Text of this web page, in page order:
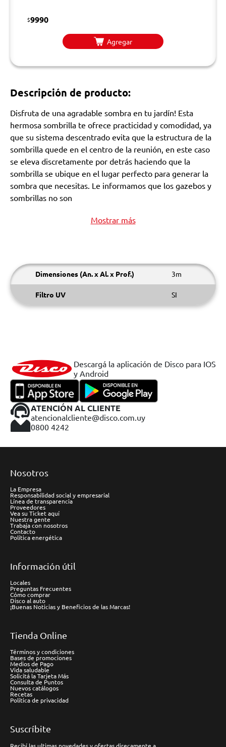
$9990
Agregar
Descripción de producto:
Disfruta de una agradable sombra en tu jardín! Esta
hermosa sombrilla te ofrece practicidad y comodidad, ya
que su sistema descentrado evita que la estructura de la
sombrilla quede en el centro de la reunión, en este caso
se eleva discretamente por detrás haciendo que la
sombrilla se ubique en el lugar perfecto para generar la
sombra que necesitas. Le informamos que los gazebos y
sombrillas no son
Mostrar más
Dimensiones (An. x Al. x Prof.) 3m
Filtro UV SI
Descargá la aplicación de Disco para IOS
y Android
ATENCIÓN AL CLIENTE
atencionalcliente@disco.com.uy
0800 4242
Nosotros
La Empresa
Responsabilidad social y empresarial
Línea de transparencia
Proveedores
Vea su Ticket aquí
Nuestra gente
Trabaja con nosotros
Contacto
Política energética
Información útil
Locales
Preguntas Frecuentes
Cómo comprar
Disco al auto
¡Buenas Noticias y Beneficios de las Marcas!
Tienda Online
Términos y condiciones
Bases de promociones
Medios de Pago
Vida saludable
Solicitá la Tarjeta Más
Consulta de Puntos
Nuevos catálogos
Recetas
Política de privacidad
Suscríbite